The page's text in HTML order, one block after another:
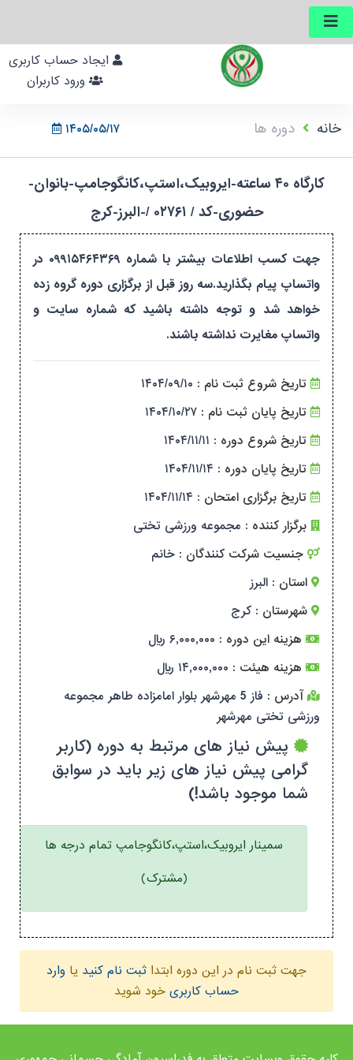
۱۴۰۵/۰۵/۱۷ خانه دوره ها
کارگاه ۴۰ ساعته-ایروبیک،استپ،کانگوجامپ-بانوان-
حضوری-کد / ۰۲۷۶۱ /-البرز-کرج
جهت کسب اطلاعات بیشتر با شماره ۰۹۹۱۵۴۶۴۳۶۹ در
واتساپ پیام بگذارید.سه روز قبل از برگزاری دوره گروه زده
خواهد شد و توجه داشته باشید که شماره سایت و
واتساپ مغایرت نداشته باشند.
تاریخ شروع ثبت نام : ۱۴۰۴/۰۹/۱۰
تاریخ پایان ثبت نام : ۱۴۰۴/۱۰/۲۷
تاریخ شروع دوره : ۱۴۰۴/۱۱/۱۱
تاریخ پایان دوره : ۱۴۰۴/۱۱/۱۴
تاریخ برگزاری امتحان : ۱۴۰۴/۱۱/۱۴
برگزار کننده : مجموعه ورزشی تختی
جنسیت شرکت کنندگان : خانم
استان : البرز
شهرستان : کرج
هزینه این دوره : ۶,۰۰۰,۰۰۰ ریال
هزینه هیئت : ۱۴,۰۰۰,۰۰۰ ریال
آدرس :
فاز 5 مهرشهر بلوار امامزاده طاهر مجموعه
ورزشی تختی مهرشهر
پیش نیاز های مرتبط به دوره (کاربر
گرامی پیش نیاز های زیر باید در سوابق
شما موجود باشد!)
سمینار ایروبیک،استپ،کانگوجامپ تمام درجه ها
(مشترک)
جهت ثبت نام در این دوره ابتدا ثبت نام کنید یا وارد
حساب کاربری خود شوید